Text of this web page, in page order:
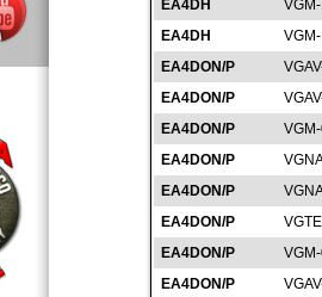
EA4DH
EA4DH
EA4DON/P
EA4DON/P
EA4DON/P
EA4DON/P
EA4DON/P
EA4DON/P
EA4DON/P
EA4DON/P